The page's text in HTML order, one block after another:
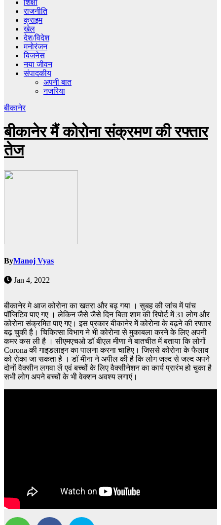
शिक्षा
राजनीति
क्राइम
खेल
देश/विदेश
मनोरंजन
बिजनेस
नया जीवन
संपादकीय
अपनी बात
नजरिया
बीकानेर
बीकानेर मैं कोरोना संक्रमण की रफ्तार
तेज
ByManoj Vyas
Jan 4, 2022
बीकानेर मे आज कोरोना का खतरा और बढ़ गया । सुबह की जांच में पांच
पॉजिटिव पाए गए । लेकिन जैसे जैसे दिन बिता शाम की रिपोर्ट में 31 लोग और
कोरोना संक्रमित पाए गए। इस प्रकार बीकानेर में कोरोना के बढ़ने की रफ्तार
बढ़ चुकी है। चिकित्सा विभाग ने भी कोरोना से मुकाबला करने के लिए अपनी
कमर कस ली है । सीएमएचओ डॉ बीएल मीणा ने बातचीत में बताया कि लोगों
Corona की गाइडलाइन का पालना करना चाहिए। जिससे कोरोना के फैलाव
को रोका जा सकता है । डॉ मीना ने अपील की है कि लोग जल्द से जल्द अपने
दोनों वैक्सीन लगवा लें एवं बच्चों के लिए वैक्सीनेशन का कार्य प्रारंभ हो चुका है
सभी लोग अपने बच्चों के भी वेक्शन अवश्य लगाएं।